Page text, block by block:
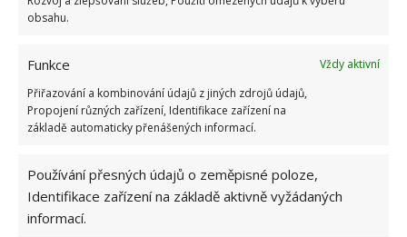
obsahu.
Funkce
Vždy aktivní
Přiřazování a kombinování údajů z jiných zdrojů údajů,
Propojení různých zařízení, Identifikace zařízení na
základě automaticky přenášených informací.
Používání přesných údajů o zeměpisné poloze,
Identifikace zařízení na základě aktivně vyžádaných
informací.